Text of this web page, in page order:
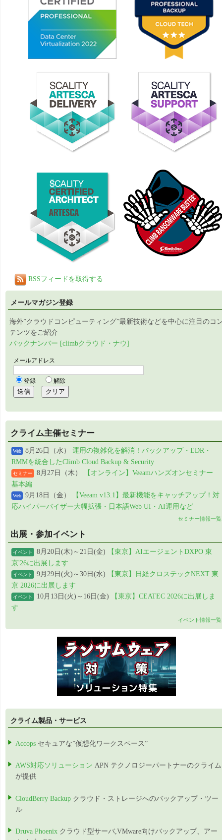
RSSフィードを取得する
メールマガジン登録
海外”クラウドコンピューティング”最新技術などを中心に注目のコ
テンツをご紹介
バックナンバー [climbクラウド・ナウ]
クライム主催セミナー
Web 8月26日（水） 運用の複雑化を解消！バックアップ・EDR・
RMMを統合したClimb Cloud Backup & Security
セミナー 8月27日（木）
【オンライン】Veeamハンズオンセミナー
基本編
Web 9月18日（金）
【Veeam v13.1】最新機能をキャッチアップ！対
応ハイパーバイザー大幅拡張・日本語Web UI・AI運用など
セミナー情報一覧
出展・参加イベント
イベント 8月20日(木)～21日(金)
【東京】AIエージェントDXPO 東
京'26に出展します
イベント 9月29日(火)～30日(水)
【東京】日経クロステックNEXT 東
京 2026に出展します
イベント 10月13日(火)～16日(金)
【東京】CEATEC 2026に出展しま
す
イベント情報一覧
クライム製品・サービス
Accops セキュアな”仮想化ワークスペース”
AWS対応ソリューション APN テクノロジーパートナーのクライム
が提供
CloudBerry Backup クラウド・ストレージへのバックアップ・ツー
ル
Druva Phoenix クラウド型サーバ,VMware向けバックアップ、アー